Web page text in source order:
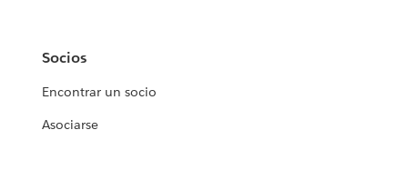
Socios
Encontrar un socio
Asociarse